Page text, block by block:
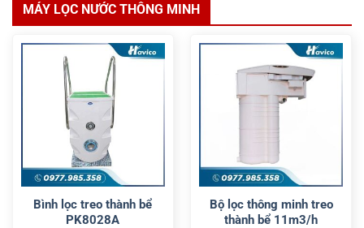
MÁY LỌC NƯỚC THÔNG MINH
Bình lọc treo thành bể
PK8028A
Bộ lọc thông minh treo
thành bể 11m3/h